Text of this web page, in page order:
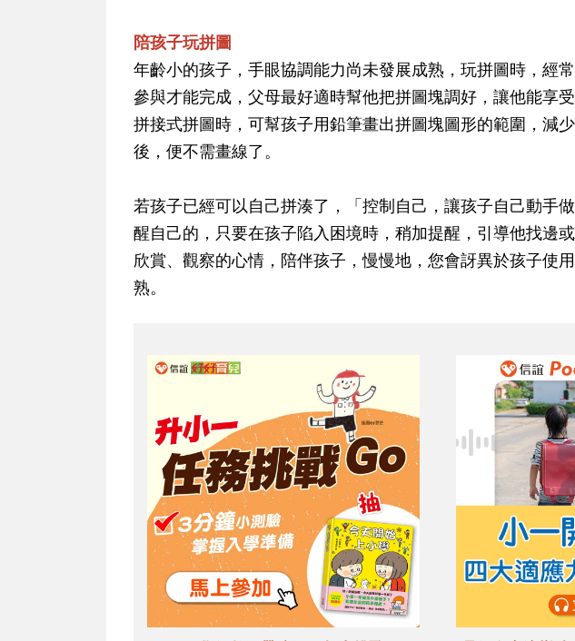
陪孩子玩拼圖
年齡小的孩子，手眼協調能力尚未發展成熟，玩拼圖時，經常
參與才能完成，父母最好適時幫他把拼圖塊調好，讓他能享
拼接式拼圖時，可幫孩子用鉛筆畫出拼圖塊圖形的範圍，減
後，便不需畫線了。
若孩子已經可以自己拼湊了，「控制自己，讓孩子自己動手
醒自己的，只要在孩子陷入困境時，稍加提醒，引導他找邊
欣賞、觀察的心情，陪伴孩子，慢慢地，您會訝異於孩子使
熟。